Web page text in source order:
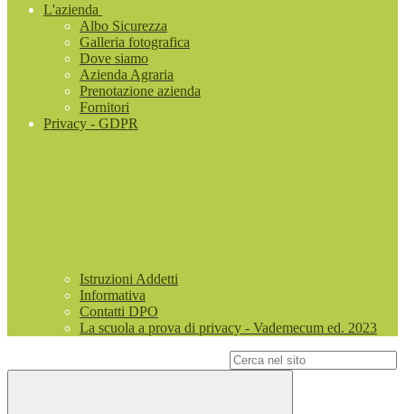
L'azienda
Albo Sicurezza
Galleria fotografica
Dove siamo
Azienda Agraria
Prenotazione azienda
Fornitori
Privacy - GDPR
Istruzioni Addetti
Informativa
Contatti DPO
La scuola a prova di privacy - Vademecum ed. 2023